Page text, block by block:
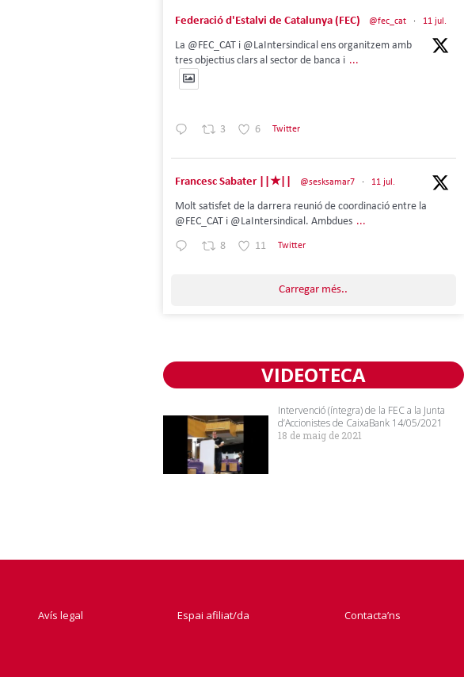
Federació d'Estalvi de Catalunya (FEC) @fec_cat · 11 jul.
La @FEC_CAT i @LaIntersindical ens organitzem amb
tres objectius clars al sector de banca i ...
3 6 Twitter
Francesc Sabater ||★|| @sesksamar7 · 11 jul.
Molt satisfet de la darrera reunió de coordinació entre la
@FEC_CAT i @LaIntersindical. Ambdues ...
8 11 Twitter
Carregar més..
VIDEOTECA
Intervenció (íntegra) de la FEC a la Junta
d’Accionistes de CaixaBank 14/05/2021
18 de maig de 2021
Avís legal Espai afiliat/da Contacta’ns